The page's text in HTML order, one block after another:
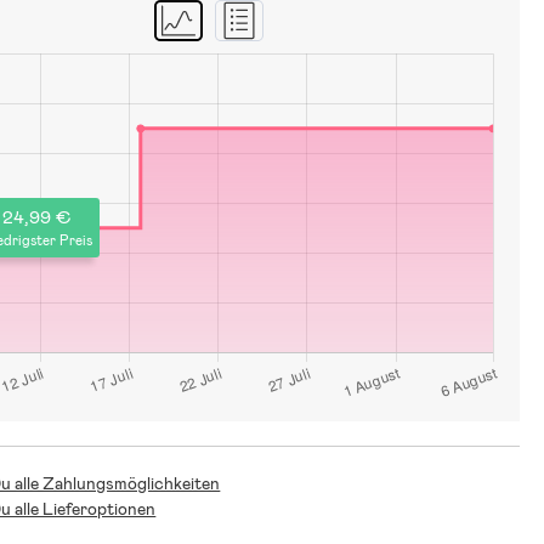
24,99 €
Preis
alle Zahlungsmöglichkeiten
alle Lieferoptionen